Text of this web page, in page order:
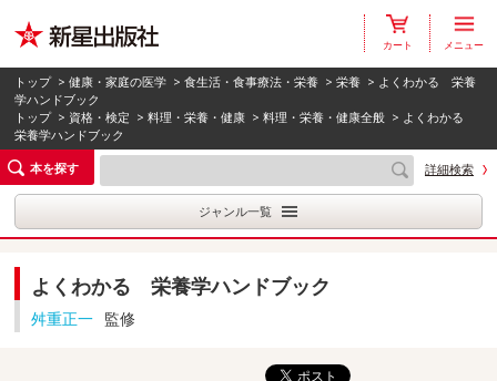
カート メニュー
トップ >健康・家庭の医学 >食生活・食事療法・栄養 >栄養 > よくわかる 栄養
学ハンドブック
トップ > 資格・検定 >料理・栄養・健康 >料理・栄養・健康全般 > よくわかる
栄養学ハンドブック
本を探す
詳細検索
ジャンル一覧
よくわかる 栄養学ハンドブック
舛重正一 監修